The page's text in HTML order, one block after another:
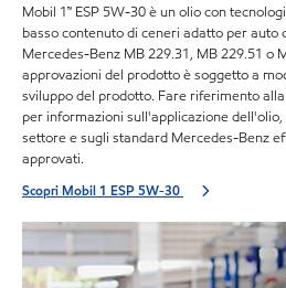
Mobil 1™ ESP 5W-30 è un olio con
basso contenuto di ceneri adatto per auto
Mercedes-Benz MB 229.31, MB 229.51 o
approvazioni del prodotto è soggetto a
sviluppo del prodotto. Fare riferimento
per informazioni sull'applicazione
settore e sugli standard Mercedes-Benz
approvati.
Scopri Mobil 1 ESP 5W-30